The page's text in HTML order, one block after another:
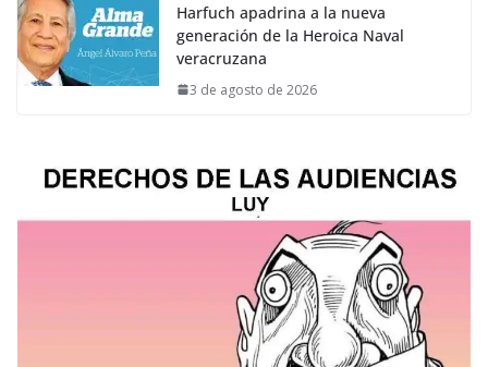
Harfuch apadrina a la nueva
generación de la Heroica Naval
veracruzana
3 de agosto de 2026